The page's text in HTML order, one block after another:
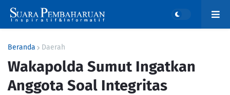
Beranda Daerah
Wakapolda Sumut Ingatkan
Anggota Soal Integritas